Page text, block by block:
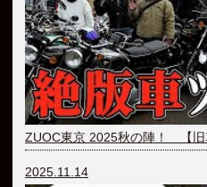
ZUOC東京 2025秋の陣！ 【旧
2025.11.14